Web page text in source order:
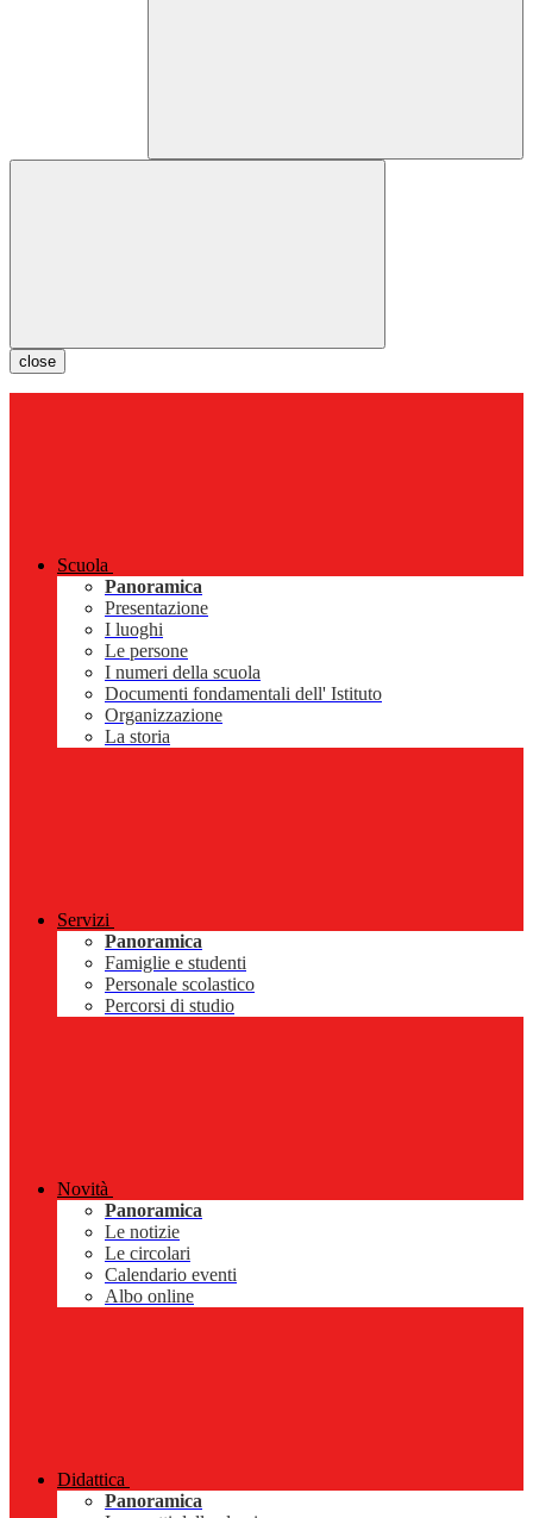
close
Scuola
Panoramica
Presentazione
I luoghi
Le persone
I numeri della scuola
Documenti fondamentali dell' Istituto
Organizzazione
La storia
Servizi
Panoramica
Famiglie e studenti
Personale scolastico
Percorsi di studio
Novità
Panoramica
Le notizie
Le circolari
Calendario eventi
Albo online
Didattica
Panoramica